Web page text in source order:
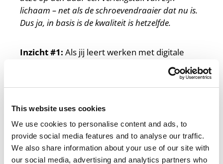
This website uses cookies
We use cookies to personalise content and ads, to
provide social media features and to analyse our traffic.
We also share information about your use of our site with
our social media, advertising and analytics partners who
lichaam – net als de schroevendraaier dat nu is.
Dus ja, in basis is de kwaliteit is hetzelfde.
Inzicht #1: Als jij leert werken met digitale
tools, kun je gewoon kwalitatief goede lessen
ontwikkelen. Door te oefenen gaat het steeds
beter, waardoor je op den duur iets
je met de tools leerde werken.
Vorm volgt functie